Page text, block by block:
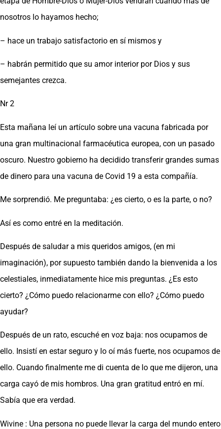
nosotros lo hayamos hecho;
– hace un trabajo satisfactorio en sí mismos y
– habrán permitido que su amor interior por Dios y sus
semejantes crezca.
Nr 2
Esta mañana leí un artículo sobre una vacuna fabricada por
una gran multinacional farmacéutica europea, con un pasado
oscuro. Nuestro gobierno ha decidido transferir grandes sumas
de dinero para una vacuna de Covid 19 a esta compañía.
Me sorprendió. Me preguntaba: ¿es cierto, o es la parte, o no?
Así es como entré en la meditación.
Después de saludar a mis queridos amigos, (en mi
imaginación), por supuesto también dando la bienvenida a los
celestiales, inmediatamente hice mis preguntas. ¿Es esto
cierto? ¿Cómo puedo relacionarme con ello? ¿Cómo puedo
ayudar?
Después de un rato, escuché en voz baja: nos ocupamos de
ello. Insistí en estar seguro y lo oí más fuerte, nos ocupamos de
ello. Cuando finalmente me di cuenta de lo que me dijeron, una
carga cayó de mis hombros. Una gran gratitud entró en mí.
Sabía que era verdad.
Wivine : Una persona no puede llevar la carga del mundo entero